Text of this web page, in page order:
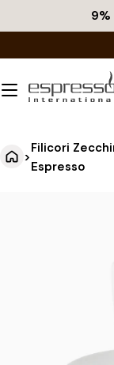
Inhalt
>
Filicori
Espresso